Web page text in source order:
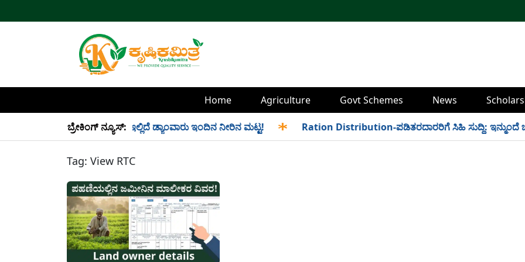
Home Agriculture Govt Schemes News
ಬ್ರೇಕಿಂಗ್ ನ್ಯೂಸ್:
34 TMC ನೀರು ಸಂಗ್ರಹ! ಇಲ್ಲಿದೆ ಡ್ಯಾಂವಾರು ಇಂದಿನ ನೀರಿನ ಮಟ್ಟ! Ration Distribution-ಪಡಿತರದಾರರಿಗೆ ಸಿಹಿ ಸುದ್ದಿ: ಇನ್ಮುಂದೆ
Tag: View RTC